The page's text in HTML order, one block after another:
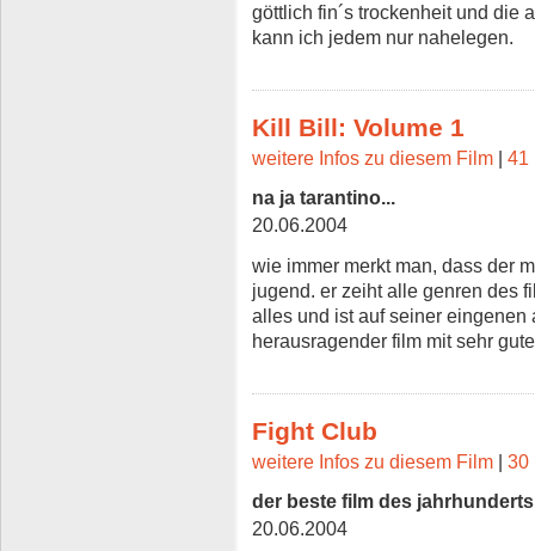
göttlich fin´s trockenheit und die
kann ich jedem nur nahelegen.
Kill Bill: Volume 1
weitere Infos zu diesem Film | 41
na ja tarantino...
20.06.2004
wie immer merkt man, dass der
jugend. er zeiht alle genren des
alles und ist auf seiner
herausragender film mit sehr
Fight Club
weitere Infos zu diesem Film | 30
der beste film des jahrhunderts
20.06.2004